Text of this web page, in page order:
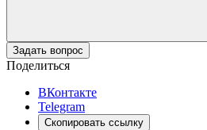
Задать вопрос
Поделиться
ВКонтакте
Telegram
Скопировать ссылку